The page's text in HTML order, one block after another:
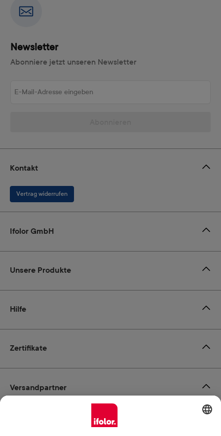
Newsletter
Abonniere jetzt unseren Newsletter
Zertifikate
Kontakt
Vertrag widerrufen
Ifolor GmbH
Unsere Produkte
Hilfe
Zahlungsmöglichkeiten
Versandpartner